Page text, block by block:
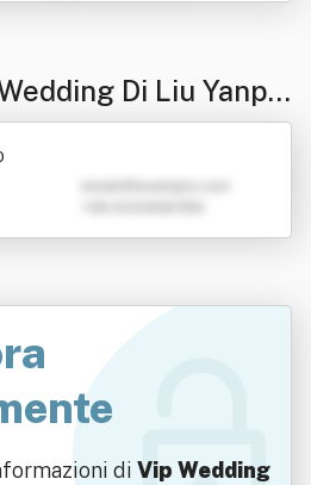
Di Liu Yanpin
di Vip Wedding